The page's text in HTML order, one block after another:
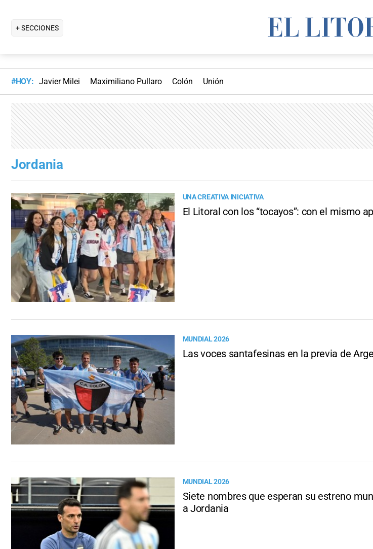
+ SECCIONES
#HOY: Javier Milei Maximiliano Pullaro Colón Unión
Jordania
UNA CREATIVA INICIATIVA
El Litoral con los “tocayos”: con el mismo
MUNDIAL 2026
Las voces santafesinas en la previa de
MUNDIAL 2026
Siete nombres que esperan su estreno
a Jordania